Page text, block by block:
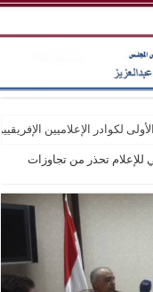
لكوادر الإعلاميين
للإعلام تحذر من تجاوزات